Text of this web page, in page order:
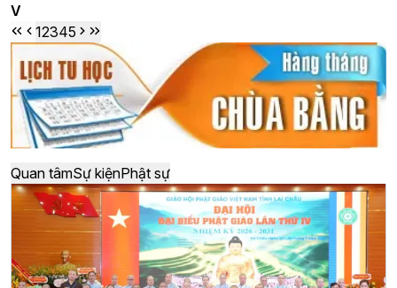
V
12345
Quan tâmSự kiệnPhật sự